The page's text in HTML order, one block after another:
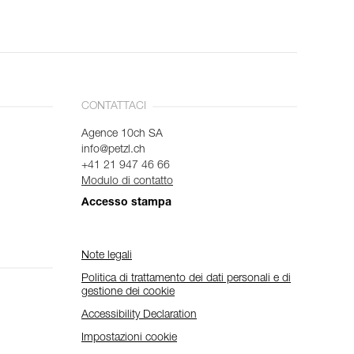
CONTATTACI
Agence 10ch SA
info@petzl.ch
+41 21 947 46 66
Modulo di contatto
Accesso stampa
Note legali
Politica di trattamento dei dati personali e di
gestione dei cookie
Accessibility Declaration
Impostazioni cookie